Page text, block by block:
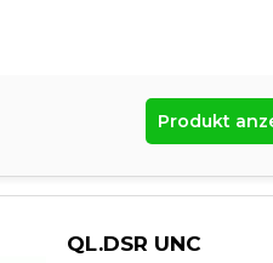
Produkt
QL.DSR UNC